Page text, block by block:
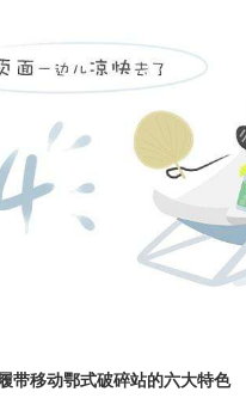
带移动鄂式破碎站的六大特色